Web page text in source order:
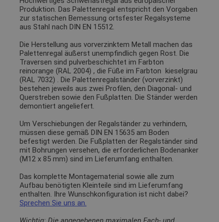
Produktion. Das Palettenregal entspricht den Vorgaben
zur statischen Bemessung ortsfester Regalsysteme
aus Stahl nach DIN EN 15512.
Die Herstellung aus vorverzinktem Metall machen das
Palettenregal äußerst unempfindlich gegen Rost. Die
Traversen sind pulverbeschichtet im Farbton
reinorange (RAL 2004) , die Füße im Farbton
kieselgrau
(RAL 7032) . Die Palettenregalständer (vorverzinkt)
bestehen jeweils aus zwei Profilen, den Diagonal- und
Querstreben sowie den Fußplatten. Die Ständer werden
demontiert angeliefert.
Um Verschiebungen der Regalständer zu verhindern,
müssen diese gemäß DIN EN 15635 am Boden
befestigt werden. Die Fußplatten der Regalständer sind
mit Bohrungen versehen, die erforderlichen Bodenanker
(M12 x 85 mm) sind im Lieferumfang enthalten.
Das komplette Montagematerial sowie alle zum
Aufbau benötigten Kleinteile sind im Lieferumfang
enthalten. Ihre Wunschkonfiguration ist nicht dabei?
Sprechen Sie uns an.